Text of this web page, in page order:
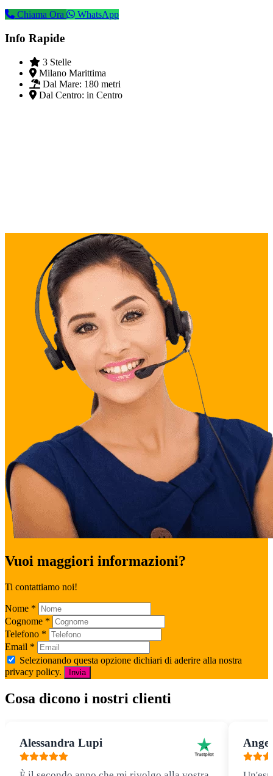
Chiama Ora
WhatsApp
Info Rapide
3 Stelle
Milano Marittima
Dal Mare: 180 metri
Dal Centro: in Centro
Vuoi maggiori informazioni?
Ti contattiamo noi!
Nome *
Cognome *
Telefono *
Email *
Selezionando questa opzione dichiari di aderire alla nostra
privacy policy.
Invia
Cosa dicono i nostri clienti
Alessandra Lupi